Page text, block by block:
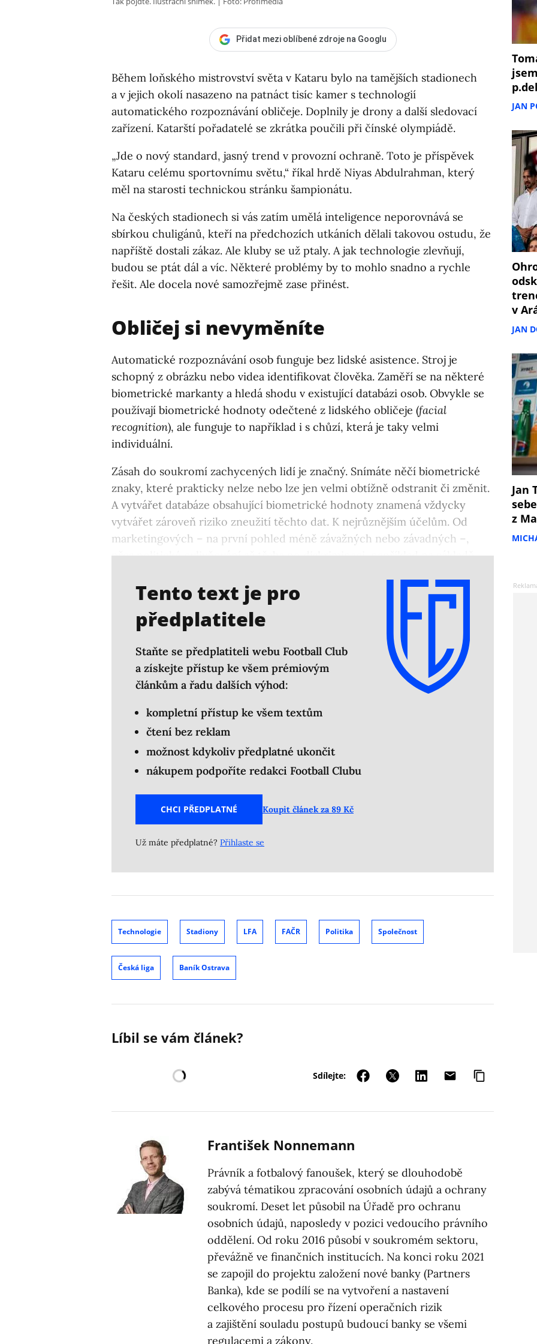
Přidat mezi oblíbené zdroje na Googlu
Během loňského mistrovství světa v Kataru bylo na tamějších stadionech
a v jejich okolí nasazeno na patnáct tisíc kamer s technologií
automatického rozpoznávání obličeje. Doplnily je drony a další sledovací
zařízení. Katarští pořadatelé se zkrátka poučili při čínské olympiádě.
„Jde o nový standard, jasný trend v provozní ochraně. Toto je příspěvek
Kataru celému sportovnímu světu,“ říkal hrdě Niyas Abdulrahman, který
měl na starosti technickou stránku šampionátu.
Na českých stadionech si vás zatím umělá inteligence neporovnává se
sbírkou chuligánů, kteří na předchozích utkáních dělali takovou ostudu, že
napříště dostali zákaz. Ale kluby se už ptaly. A jak technologie zlevňují,
budou se ptát dál a víc. Některé problémy by to mohlo snadno a rychle
řešit. Ale docela nové samozřejmě zase přinést.
Obličej si nevyměníte
Automatické rozpoznávání osob funguje bez lidské asistence. Stroj je
schopný z obrázku nebo videa identifikovat člověka. Zaměří se na některé
biometrické markanty a hledá shodu v existující databázi osob. Obvykle se
používají biometrické hodnoty odečtené z lidského obličeje (facial
recognition), ale funguje to například i s chůzí, která je taky velmi
individuální.
Zásah do soukromí zachycených lidí je značný. Snímáte něčí biometrické
znaky, které prakticky nelze nebo lze jen velmi obtížně odstranit či změnit.
A vytvářet databáze obsahující biometrické hodnoty znamená vždycky
vytvářet zároveň riziko zneužití těchto dat. K nejrůznějším účelům. Od
marketingových – na první pohled méně závažných nebo závadných –,
přes politické ovlivňování až třeba po diskriminaci, například na základě
Tento text je pro
předplatitele
Staňte se předplatiteli webu Football Club
a získejte přístup ke všem prémiovým
článkům a řadu dalších výhod:
kompletní přístup ke všem textům
čtení bez reklam
možnost kdykoliv předplatné ukončit
nákupem podpoříte redakci Football Clubu
CHCI PŘEDPLATNÉ Koupit článek za 89 Kč
Už máte předplatné? Přihlaste se
Technologie Stadiony LFA FAČR Politika Společnost
Česká liga Baník Ostrava
Líbil se vám článek?
Sdílejte:
František Nonnemann
Právník a fotbalový fanoušek, který se dlouhodobě
zabývá tématikou zpracování osobních údajů a ochrany
soukromí. Deset let působil na Úřadě pro ochranu
osobních údajů, naposledy v pozici vedoucího právního
oddělení. Od roku 2016 působí v soukromém sektoru,
převážně ve finančních institucích. Na konci roku 2021
se zapojil do projektu založení nové banky (Partners
Banka), kde se podílí se na vytvoření a nastavení
celkového procesu pro řízení operačních rizik
a zajištění souladu postupů budoucí banky se všemi
regulacemi a zákony.
p.del
JAN
v
JAN
Jan
z